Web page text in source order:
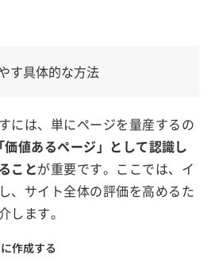
す具体的な方法
には、単にページを量産するの
値あるページ」として認識し
ことが重要です。ここでは、イ
、サイト全体の評価を高めるた
します。
作成する